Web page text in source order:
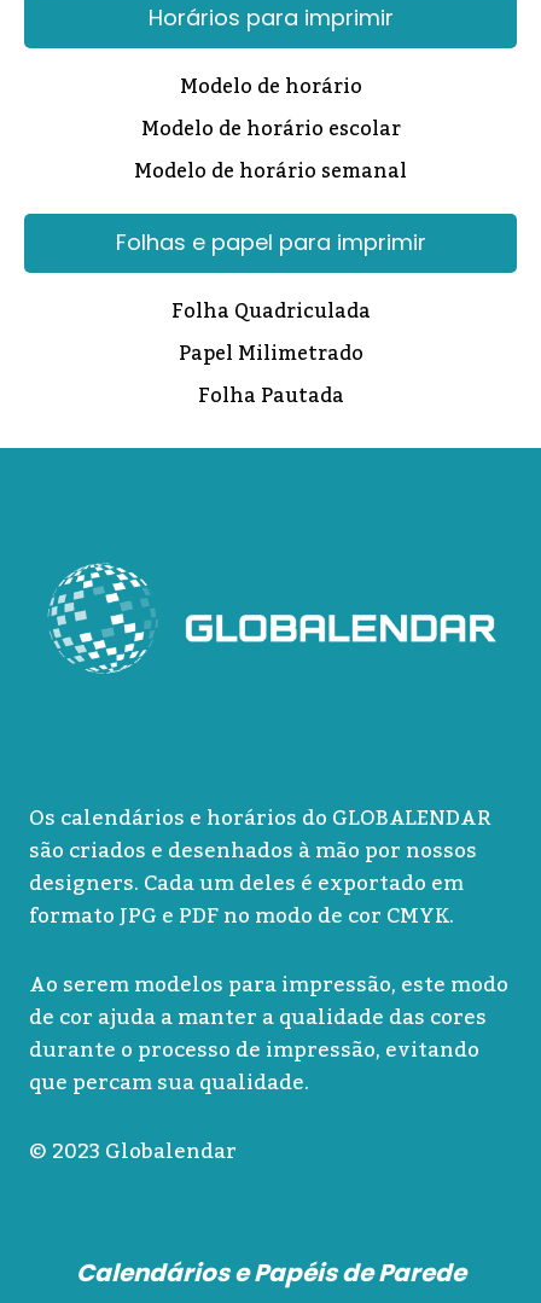
Horários para imprimir
Modelo de horário
Modelo de horário escolar
Modelo de horário semanal
Folhas e papel para imprimir
Folha Quadriculada
Papel Milimetrado
Folha Pautada
Os calendários e horários do GLOBALENDAR
são criados e desenhados à mão por nossos
designers. Cada um deles é exportado em
formato JPG e PDF no modo de cor CMYK.
Ao serem modelos para impressão, este modo
de cor ajuda a manter a qualidade das cores
durante o processo de impressão, evitando
que percam sua qualidade.
© 2023 Globalendar
Calendários e Papéis de Parede